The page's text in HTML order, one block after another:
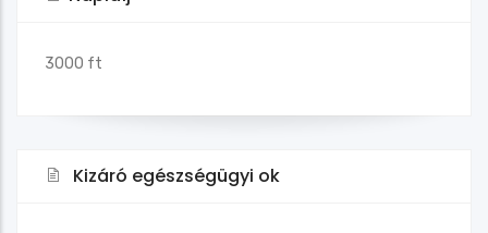
3000 ft
Kizáró egészségügyi ok